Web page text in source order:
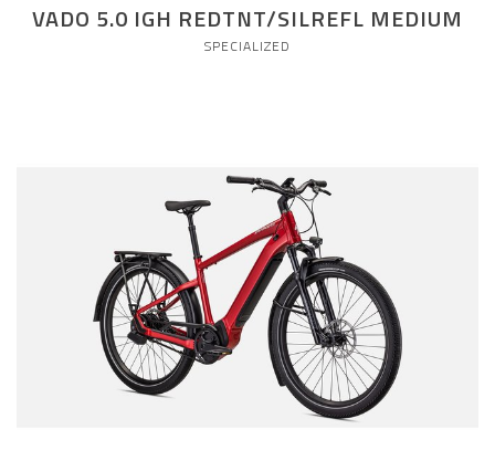
VADO 5.0 IGH REDTNT/SILREFL MEDIUM
SPECIALIZED